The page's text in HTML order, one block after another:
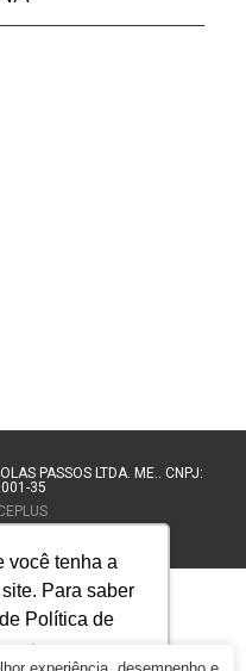
você tenha a
Para saber
Política de
PASSOS LTDA. ME.. CNPJ:
35